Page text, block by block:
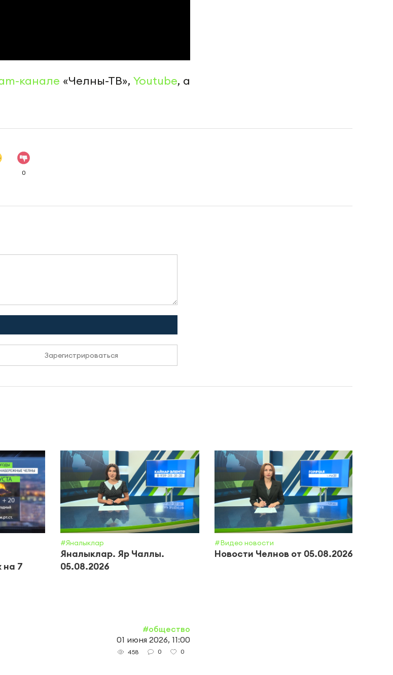
канале «Челны-ТВ», Youtube, а
0
Зарегистрироваться
на 7
#Яналыклар
Яналыклар. Яр Чаллы.
05.08.2026
#Видео новости
Новости Челнов от 05.08.2026
#общество
01 июня 2026, 11:00
458 0 0